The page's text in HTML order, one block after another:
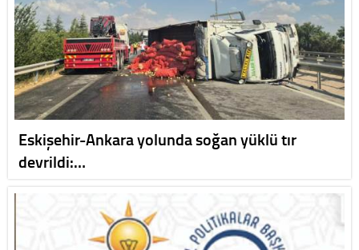
Eskişehir-Ankara yolunda soğan yüklü tır
devrildi:…